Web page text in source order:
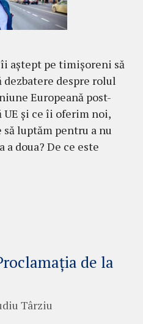
aștept pe timișoreni să
despre rolul
Europeană post-
UE și ce îi oferim noi,
luptăm pentru a nu
doua? De ce este
de la
Târziu